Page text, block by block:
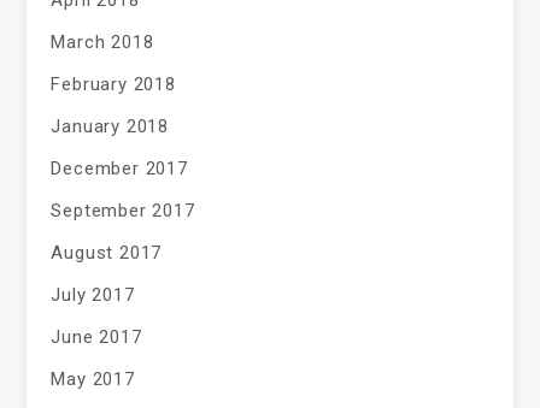
March 2018
February 2018
January 2018
December 2017
September 2017
August 2017
July 2017
June 2017
May 2017